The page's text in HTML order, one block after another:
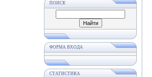
ПОИСК
ФОРМА ВХОДА
СТАТИСТИКА